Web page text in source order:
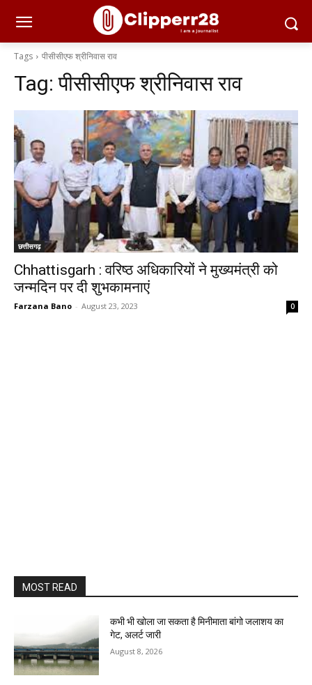
Tags पीसीसीएफ श्रीनिवास राव
Tag:पीसीसीएफ श्रीनिवास राव
छत्तीसगढ़
Chhattisgarh : वरिष्ठ अधिकारियों ने मुख्यमंत्री को
जन्मदिन पर दी शुभकामनाएं
Farzana Bano - August 23, 2023 0
MOST READ
कभी भी खोला जा सकता है मिनीमाता बांगो जलाशय का
गेट, अलर्ट जारी
August 8, 2026